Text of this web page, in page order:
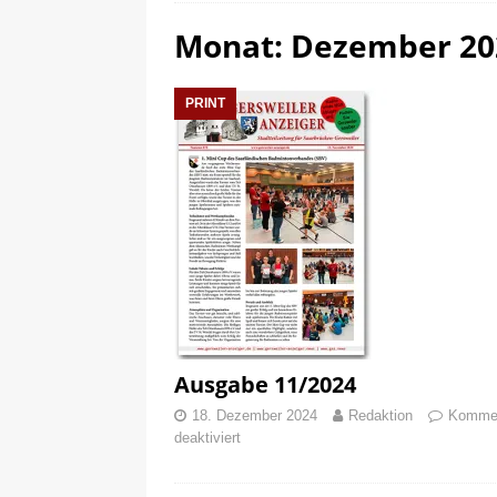
[ 25. Februar 2025 ]
Monat: Dezember
PRINT
Ausgabe 11/2024
18. Dezember 2024 Redaktion
deaktiviert